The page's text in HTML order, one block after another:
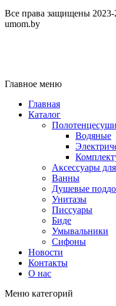
Все права защищены 2023-
umom.by
Главное меню
Главная
Каталог
Водяные
Аксессуары
Ванны
Душевые
Унитазы
Писсуары
Биде
Умывальники
Сифоны
Новости
Контакты
О нас
Меню категорий